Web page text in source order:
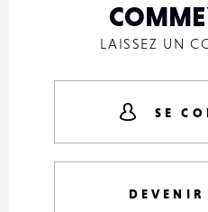
LAISSEZ UN
SE
DEVENIR